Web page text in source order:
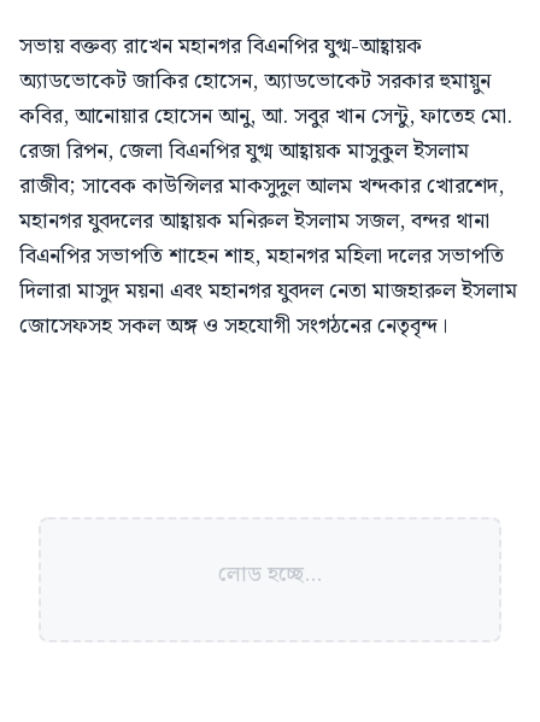
সভায় বক্তব্য রাখেন মহানগর বিএনপির যুগ্ম-আহ্বায়ক
অ্যাডভোকেট জাকির হোসেন, অ্যাডভোকেট সরকার হুমায়ুন
কবির, আনোয়ার হোসেন আনু, আ. সবুর খান সেন্টু, ফাতেহ মো.
রেজা রিপন, জেলা বিএনপির যুগ্ম আহ্বায়ক মাসুকুল ইসলাম
রাজীব; সাবেক কাউন্সিলর মাকসুদুল আলম খন্দকার খোরশেদ,
মহানগর যুবদলের আহ্বায়ক মনিরুল ইসলাম সজল, বন্দর থানা
বিএনপির সভাপতি শাহেন শাহ, মহানগর মহিলা দলের সভাপতি
দিলারা মাসুদ ময়না এবং মহানগর যুবদল নেতা মাজহারুল ইসলাম
জোসেফসহ সকল অঙ্গ ও সহযোগী সংগঠনের নেতৃবৃন্দ।
লোড হচ্ছে...